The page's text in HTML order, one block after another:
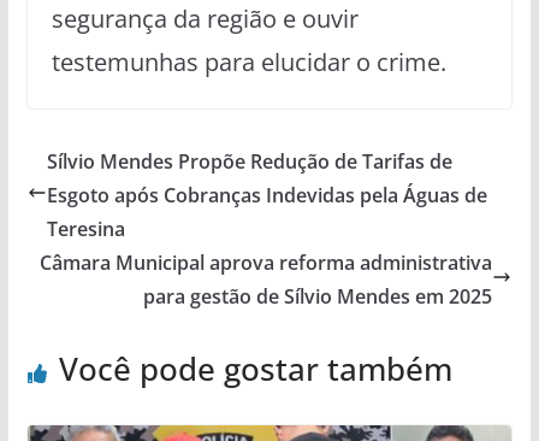
segurança da região e ouvir
testemunhas para elucidar o crime.
Sílvio Mendes Propõe Redução de Tarifas de
Esgoto após Cobranças Indevidas pela Águas de
Teresina
Câmara Municipal aprova reforma administrativa
para gestão de Sílvio Mendes em 2025
Você pode gostar também